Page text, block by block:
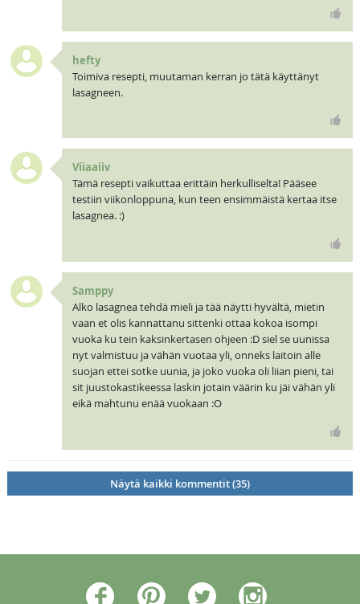
hefty
Toimiva resepti, muutaman kerran jo tätä käyttänyt
lasagneen.
Viiaaiiv
Tämä resepti vaikuttaa erittäin herkulliselta! Pääsee
testiin viikonloppuna, kun teen ensimmäistä kertaa itse
lasagnea. :)
Samppy
Alko lasagnea tehdä mieli ja tää näytti hyvältä, mietin
vaan et olis kannattanu sittenki ottaa kokoa isompi
vuoka ku tein kaksinkertasen ohjeen :D siel se uunissa
nyt valmistuu ja vähän vuotaa yli, onneks laitoin alle
suojan ettei sotke uunia, ja joko vuoka oli liian pieni, tai
sit juustokastikeessa laskin jotain väärin ku jäi vähän yli
eikä mahtunu enää vuokaan :O
Näytä kaikki kommentit (35)